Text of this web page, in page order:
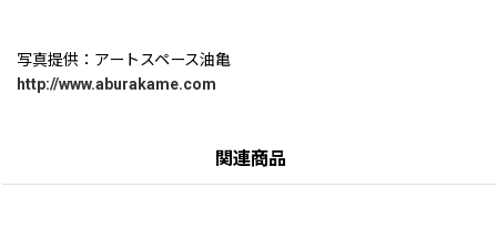
写真提供：アートスペース油亀
http://www.aburakame.com
関連商品